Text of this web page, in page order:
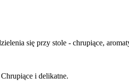
się przy stole - chrupiące,
i delikatne.